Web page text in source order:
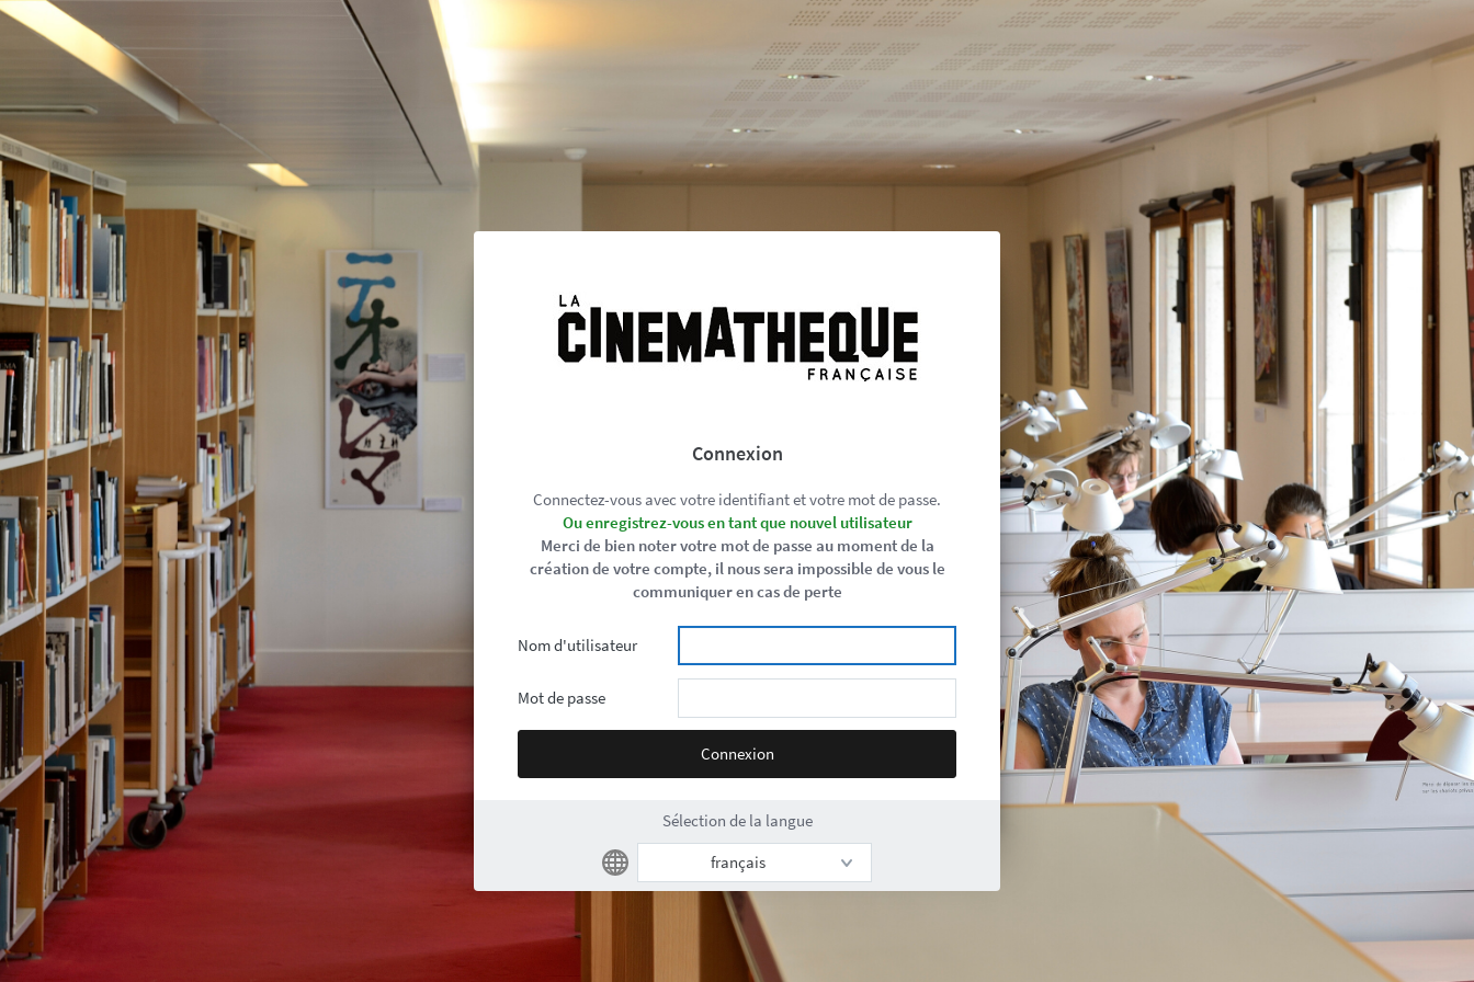
Connexion
Connectez-vous avec votre identifiant et votre mot de passe.
Ou enregistrez-vous en tant que nouvel utilisateur
Merci de bien noter votre mot de passe au moment de la
création de votre compte, il nous sera impossible de vous le
communiquer en cas de perte
Nom d'utilisateur
Mot de passe
Sélection de la langue